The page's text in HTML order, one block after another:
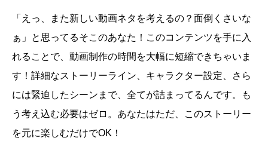
「えっ、また新しい動画ネタを考えるの？面倒くさいな
ぁ」と思ってるそこのあなた！このコンテンツを手に入
れることで、動画制作の時間を大幅に短縮できちゃいま
す！詳細なストーリーライン、キャラクター設定、さら
には緊迫したシーンまで、全てが詰まってるんです。も
う考え込む必要はゼロ。あなたはただ、このストーリー
を元に楽しむだけでOK！